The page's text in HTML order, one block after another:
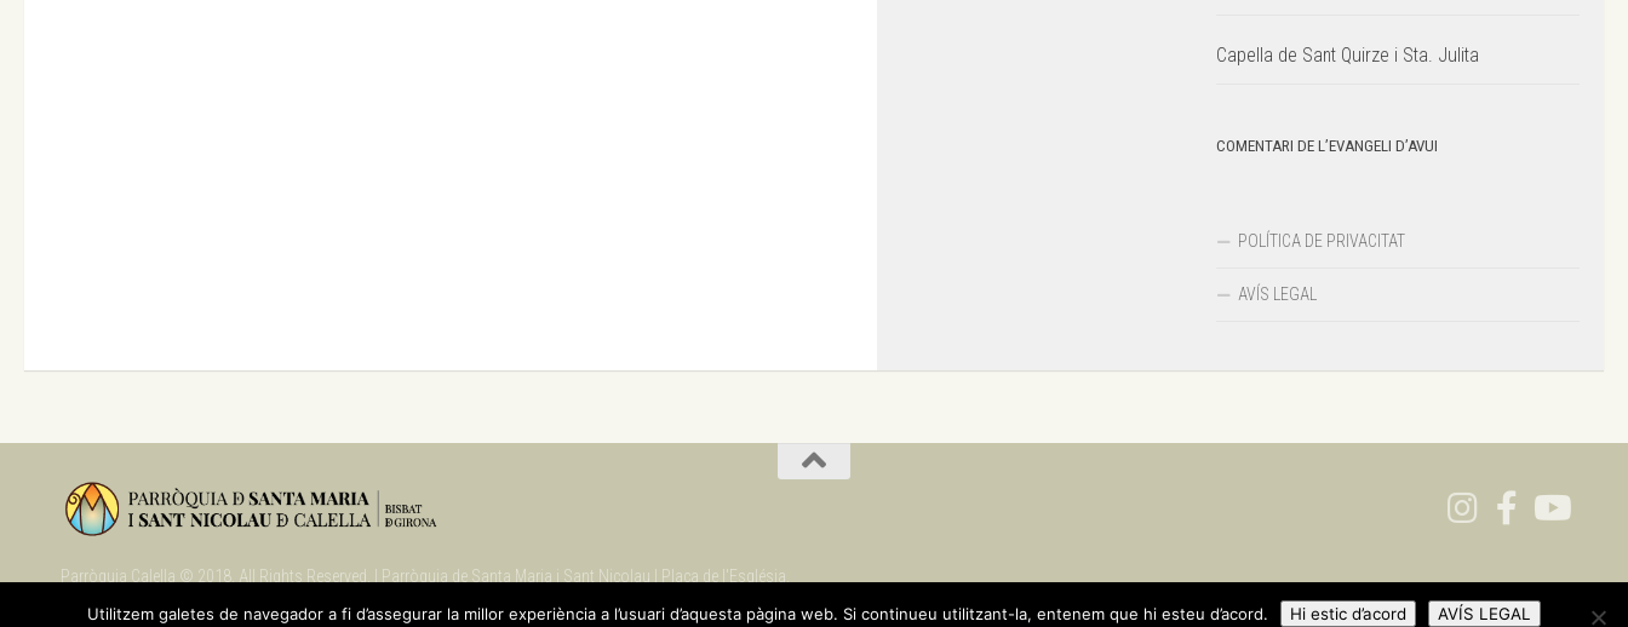
Capella de Sant Quirze i Sta. Julita
COMENTARI DE L’EVANGELI D’AVUI
POLÍTICA DE PRIVACITAT
AVÍS LEGAL
Parròquia Calella © 2018. All Rights Reserved. | Parròquia de Santa Maria i Sant Nicolau | Plaça de l'Església.
Utilitzem galetes de navegador a fi d’assegurar la millor experiència a l’usuari d’aquesta pàgina web. Si continueu utilitzant-la, entenem que hi esteu d’acord. Hi estic d’acord AVÍS LEGAL